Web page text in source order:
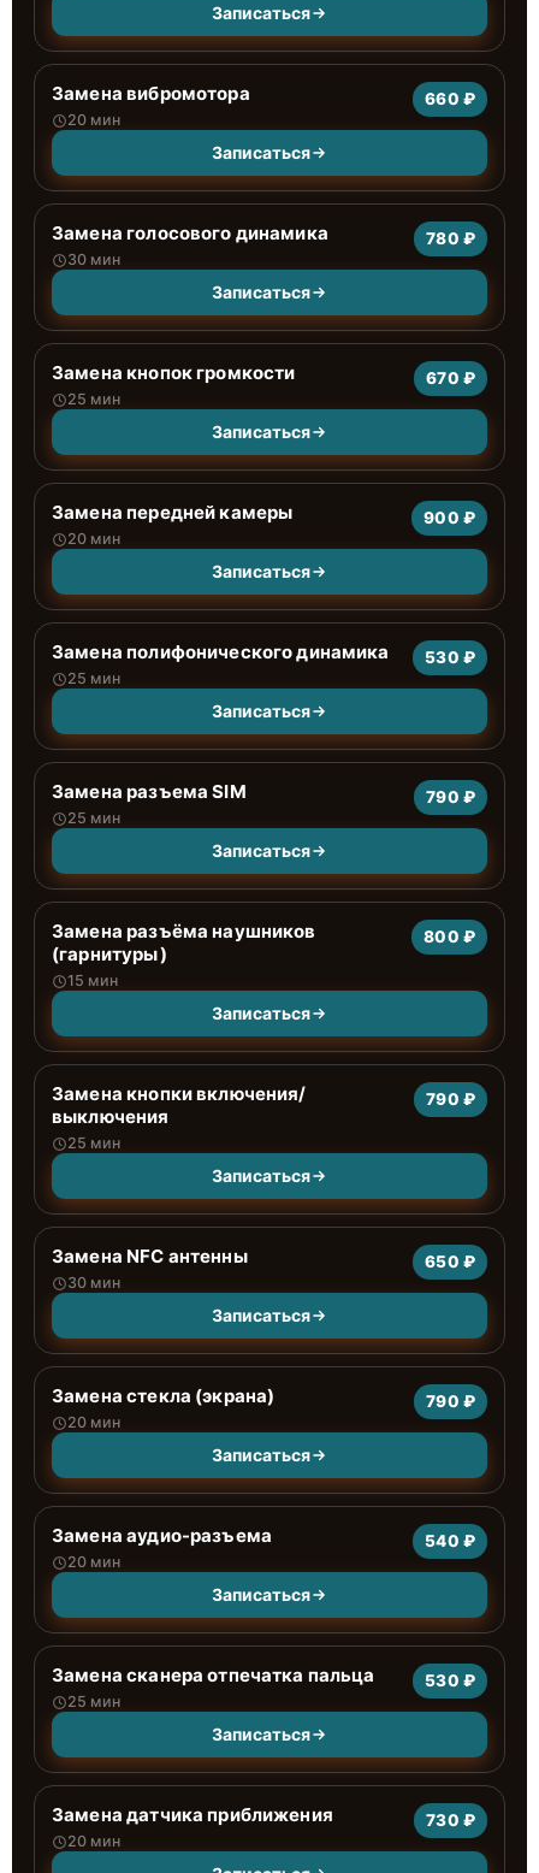
Записаться
Замена вибромотора
20 мин
660 ₽
Записаться
Замена голосового динамика
30 мин
780 ₽
Записаться
Замена кнопок громкости
25 мин
670 ₽
Записаться
Замена передней камеры
20 мин
900 ₽
Записаться
Замена полифонического динамика
25 мин
530 ₽
Записаться
Замена разъема SIM
25 мин
790 ₽
Записаться
Замена разъёма наушников
(гарнитуры)
15 мин
800 ₽
Записаться
Замена кнопки включения/
выключения
25 мин
790 ₽
Записаться
Замена NFC антенны
30 мин
650 ₽
Записаться
Замена стекла (экрана)
20 мин
790 ₽
Записаться
Замена аудио-разъема
20 мин
540 ₽
Записаться
Замена сканера отпечатка пальца
25 мин
530 ₽
Записаться
Замена датчика приближения
20 мин
730 ₽